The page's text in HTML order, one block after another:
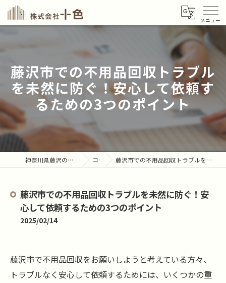
藤沢市での不用品回収トラブル
を未然に防ぐ！安心して依頼す
るための3つのポイント
神奈川県藤沢の不用品回収なら株式会社十色 コラム 藤沢市での不用品回収トラブルを未然に防ぐ！安心して依頼するための3つのポイント
藤沢市での不用品回収トラブルを未然に防ぐ！安
心して依頼するための3つのポイント
2025/02/14
藤沢市で不用品回収をお願いしようと考えている方々、
トラブルなく安心して依頼するためには、いくつかの重